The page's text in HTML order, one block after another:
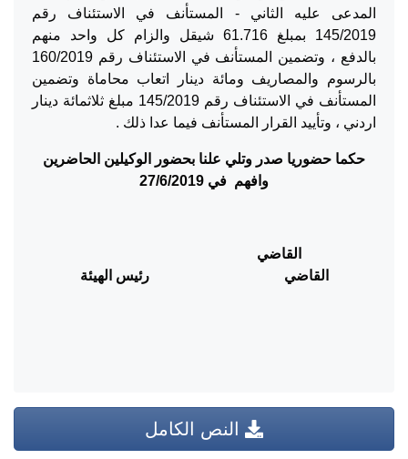
المدعى عليه الثاني - المستأنف في الاستئناف رقم
145/2019 بمبلغ 61.716 شيقل والزام كل واحد منهم
بالدفع ، وتضمين المستأنف في الاستئناف رقم 160/2019
بالرسوم والمصاريف ومائة دينار اتعاب محاماة وتضمين
المستأنف في الاستئناف رقم 145/2019 مبلغ ثلاثمائة دينار
اردني ، وتأييد القرار المستأنف فيما عدا ذلك .
حكما حضوريا صدر وتلي علنا بحضور الوكيلين الحاضرين
وافهم في 27/6/2019
القاضي
القاضي رئيس الهيئة
النص الكامل